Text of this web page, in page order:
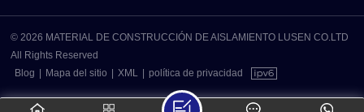
© 2026 MATERIAL DE CONSTRUCCIÓN DE AISLAMIENTO LUSEN CO.LTD
All Rights Reserved
Blog
Mapa del sitio XML política de privacidad